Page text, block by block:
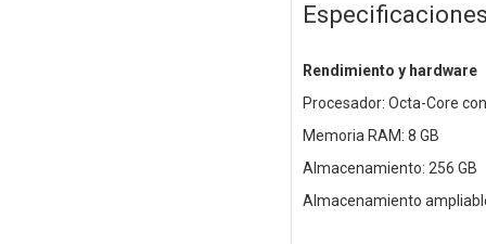
Rendimiento y hardware
Procesador: Octa-Core
Memoria RAM: 8 GB
Almacenamiento: 256 GB
Almacenamiento